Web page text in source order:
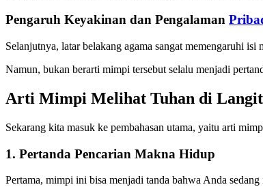
Pengaruh Keyakinan dan Pengalaman
Selanjutnya, latar belakang agama sangat memengaruhi
Namun, bukan berarti mimpi tersebut selalu menjadi
Arti Mimpi Melihat Tuhan di
Sekarang kita masuk ke pembahasan utama, yaitu arti
1. Pertanda Pencarian Makna Hidup
Pertama, mimpi ini bisa menjadi tanda bahwa Anda